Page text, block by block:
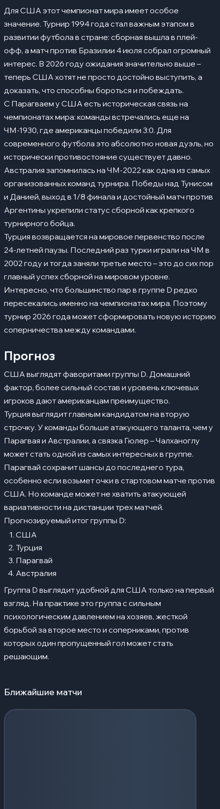
Для США этот чемпионат мира имеет особое
значение. Турнир 1994 года стал важным этапом в
развитии футбола в стране: сборная вышла в плей-
офф, а матч против Бразилии 4 июля собрал огромный
интерес. В 2026 году ожидания значительно выше –
теперь США хотят не просто достойно выступить, а
доказать, что способны бороться и побеждать.
С Парагваем у США есть историческая связь на
чемпионатах мира: команды встречались еще на
ЧМ-1930, где американцы победили 3:0. Для
современного футбола это абсолютно новая дуэль, но
исторически противостояние существует давно.
Австралия запомнилась на ЧМ-2022 как одна из самых
организованных команд турнира. Победы над Тунисом
и Данией, выход в 1/8 финала и достойный матч против
Аргентины укрепили статус сборной как крепкого
турнирного бойца.
Турция возвращается на мировое первенство после
24-летней паузы. Последний раз турки играли на ЧМ в
2002 году и тогда заняли третье место – это до сих пор
главный успех сборной на мировом уровне.
Интересно, что большинство пар в группе D редко
пересекались именно на чемпионатах мира. Поэтому
турнир 2026 года может сформировать новую историю
соперничества между командами.
Прогноз
США выглядят фаворитами группы D. Домашний
фактор, более сильный состав и уровень ключевых
игроков дают американцам преимущество.
Турция выглядит главным кандидатом на вторую
строчку. У команды больше атакующего таланта, чем у
Парагвая и Австралии, а связка Гюлер – Чалханоглу
может стать одной из самых интересных в группе.
Парагвай сохранит шансы до последнего тура,
особенно если возьмет очки в стартовом матче против
США. Но команде может не хватить атакующей
вариативности на дистанции трех матчей.
Прогнозируемый итог группы D:
США
Турция
Парагвай
Австралия
Группа D выглядит удобной для США только на первый
взгляд. На практике это группа с сильным
психологическим давлением на хозяев, жесткой
борьбой за второе место и соперниками, против
которых один пропущенный гол может стать
решающим.
Ближайшие матчи
Загрузка событий...